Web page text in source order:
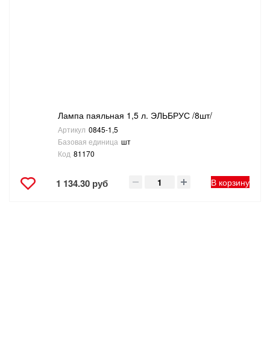
Лампа паяльная 1,5 л. ЭЛЬБРУС /8шт/
Артикул 0845-1,5
Базовая единица шт
Код 81170
1 134.30 руб В корзину